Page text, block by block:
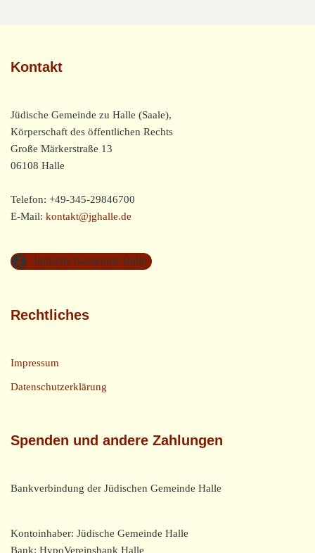
Kontakt
Jüdische Gemeinde zu Halle (Saale),
Körperschaft des öffentlichen Rechts
Große Märkerstraße 13
06108 Halle
Telefon: +49-345-29846700
E-Mail: kontakt@jghalle.de
Jüdische Gemeinde Halle
Rechtliches
Impressum
Datenschutzerklärung
Spenden und andere Zahlungen
Bankverbindung der Jüdischen Gemeinde Halle
Kontoinhaber: Jüdische Gemeinde Halle
Bank: HypoVereinsbank Halle